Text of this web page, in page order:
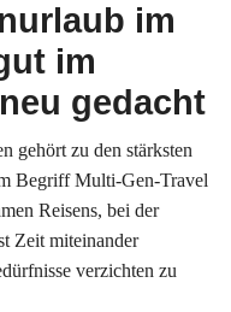
im
im
gedacht
gehört zu den stärksten
Begriff Multi-Gen-Travel
Reisens, bei der
Zeit miteinander
verzichten zu